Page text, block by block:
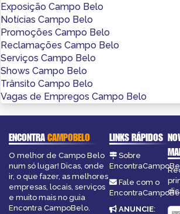
Exposição Campo Belo
Notícias Campo Belo
Promoções Campo Belo
Reclamações Campo Belo
Serviços Campo Belo
Shows Campo Belo
Trânsito Campo Belo
Vagas de Empregos Campo Belo
ENCONTRACAMPOBELO
O melhor de Campo Belo
num só lugar! Dicas, onde
ir, o que fazer, as melhores
empresas, locais, serviços
e muito mais no guia
Encontra CampoBelo.
LINKS RÁPIDOS
Sobre
Fale com o
ANUNCIE: